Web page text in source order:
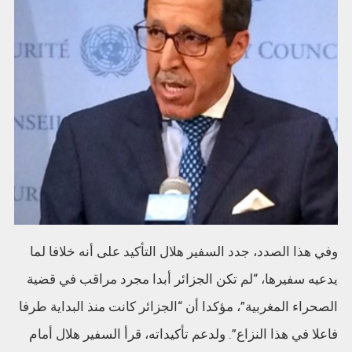
وفي هذا الصدد، جدد السفير هلال التأكيد على أنه خلافا لما
يدعيه سفيرها، “لم تكن الجزائر أبدا مجرد مراقب في قضية
الصحراء المغربية”، مؤكدا أن “الجزائر كانت منذ البداية طرفا
فاعلا في هذا النزاع”. ولدعم تأكيداته، قرأ السفير هلال أمام